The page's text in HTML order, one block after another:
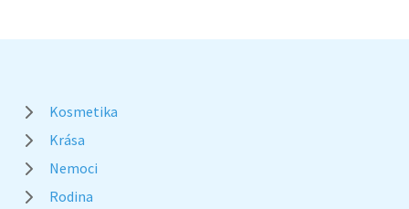
Kosmetika
Krása
Nemoci
Rodina